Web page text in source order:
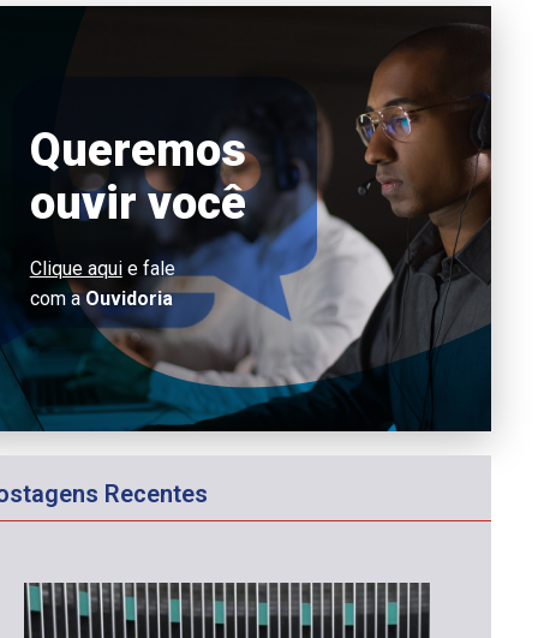
Queremos
ouvir você
Clique aquie fale
com aOuvidoria
Recentes